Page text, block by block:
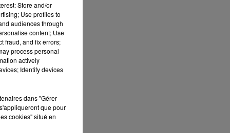
Store and/or
Use profiles to
audiences through
content; Use
fraud, and fix errors;
process personal
actively
Identify devices
dans "Gérer
que pour
cookies" situé en